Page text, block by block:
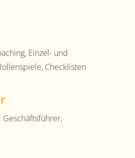
Einzel- und
Checklisten
Geschäftsführer,